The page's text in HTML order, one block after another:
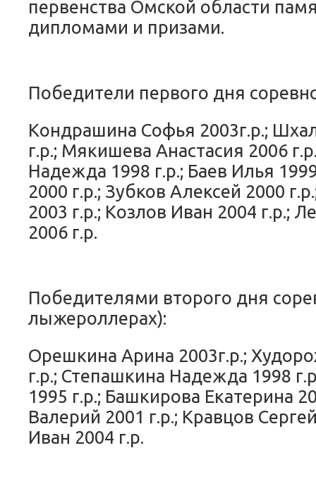
первенства Омской области
дипломами и призами.
Победители первого дня
Кондрашина Софья 2003г.р.;
г.р.; Мякишева Анастасия 2006
Надежда 1998 г.р.; Баев Илья
2000 г.р.; Зубков Алексей 2000
2003 г.р.; Козлов Иван 2004 г.р.;
2006 г.р.
Победителями второго дня
лыжероллерах):
Орешкина Арина 2003г.р.;
г.р.; Степашкина Надежда 1998
1995 г.р.; Башкирова Екатерина
Валерий 2001 г.р.; Кравцов
Иван 2004 г.р.